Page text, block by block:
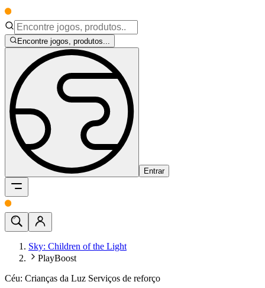
Encontre jogos, produtos...
Entrar
Sky: Children of the Light
PlayBoost
Céu: Crianças da Luz Serviços de reforço